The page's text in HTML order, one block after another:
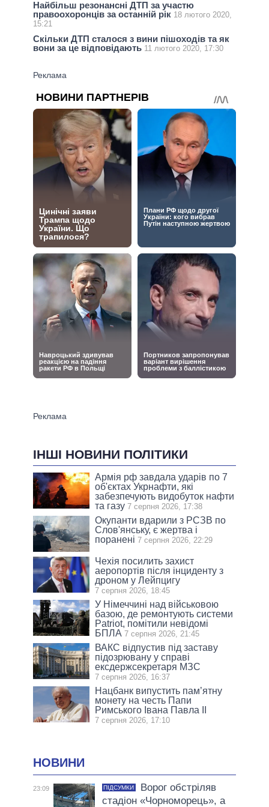
Найбільш резонансні ДТП за участю
правоохоронців за останній рік 18 лютого 2020,
15:21
Скільки ДТП сталося з вини пішоходів та як
вони за це відповідають 11 лютого 2020, 17:30
ІНШІ НОВИНИ ПОЛІТИКИ
Армія рф завдала ударів по 7
об'єктах Укрнафти, які
забезпечують видобуток нафти
та газу 7 серпня 2026, 17:38
Окупанти вдарили з РСЗВ по
Слов'янську, є жертва і
поранені 7 серпня 2026, 22:29
Чехія посилить захист
аеропортів після інциденту з
дроном у Лейпцигу
7 серпня 2026, 18:45
У Німеччині над військовою
базою, де ремонтують системи
Patriot, помітили невідомі
БПЛА 7 серпня 2026, 21:45
ВАКС відпустив під заставу
підозрювану у справі
ексдержсекретаря МЗС
7 серпня 2026, 16:37
Нацбанк випустить пам’ятну
монету на честь Папи
Римського Івана Павла II
7 серпня 2026, 17:10
НОВИНИ
23:09 ПІДСУМКИ
Ворог обстріляв
стадіон «Чорноморець», а